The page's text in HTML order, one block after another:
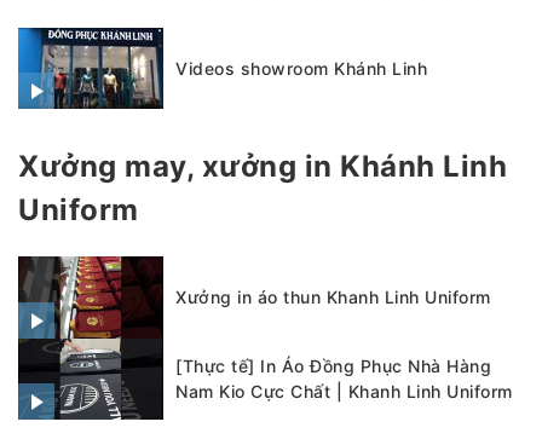
Videos showroom Khánh Linh
Xưởng may, xưởng in Khánh Linh
Uniform
Xưởng in áo thun Khanh Linh Uniform
[Thực tế] In Áo Đồng Phục Nhà Hàng
Nam Kio Cực Chất | Khanh Linh Uniform